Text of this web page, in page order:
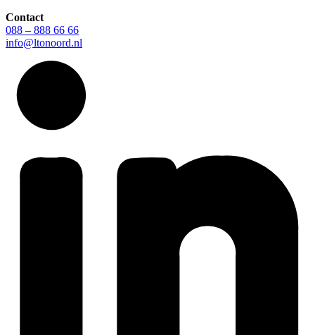
Contact
088 – 888 66 66
info@ltonoord.nl